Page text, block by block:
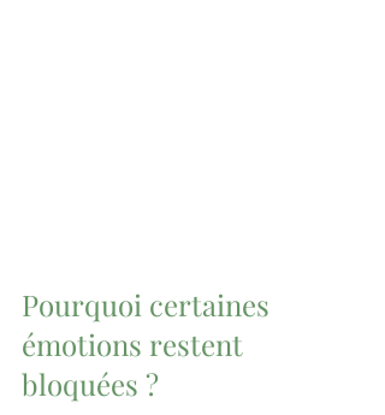
Pourquoi certaines
émotions restent
bloquées ?